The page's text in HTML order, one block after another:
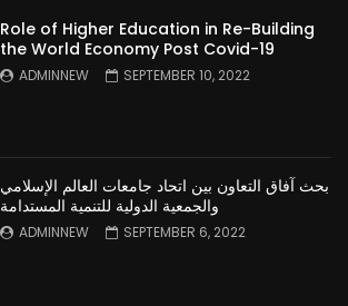
Role of Higher Education in Re-Building
the World Economy Post Covid-19
ADMINNEW SEPTEMBER 10, 2022
بحث آفاق التعاون بين اتحاد جامعات العالم الإسلامي
والجمعية الدولية للتنمية المستدامة
ADMINNEW SEPTEMBER 6, 2022